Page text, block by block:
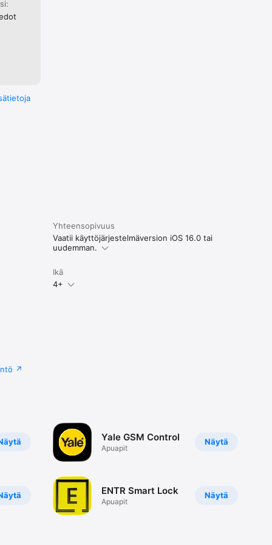
Yhteensopivuus
Vaatii käyttöjärjestelmäversion iOS 16.0 tai
uudemman.
Ikä
4+
Näytä
Yale GSM Control
Apuapit
Näytä
ENTR Smart Lock
Apuapit